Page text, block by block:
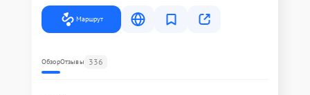
Маршрут
ОбзорОтзывы 336